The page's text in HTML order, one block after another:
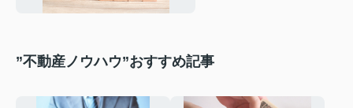
”不動産ノウハウ”おすすめ記事